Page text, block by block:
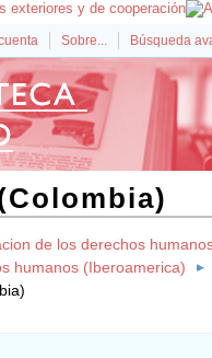
Sobre... Búsqueda
de los derechos
humanos (Iberoamerica)